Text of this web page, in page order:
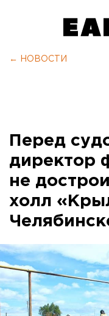
← НОВОСТИ
Перед
директор
не
холл